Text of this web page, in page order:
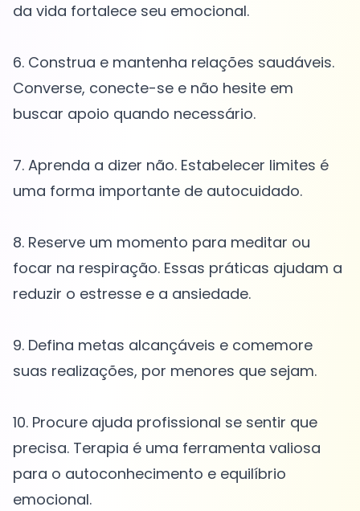
da vida fortalece seu emocional.
6. Construa e mantenha relações saudáveis.
Converse, conecte-se e não hesite em
buscar apoio quando necessário.
7. Aprenda a dizer não. Estabelecer limites é
uma forma importante de autocuidado.
8. Reserve um momento para meditar ou
focar na respiração. Essas práticas ajudam a
reduzir o estresse e a ansiedade.
9. Defina metas alcançáveis e comemore
suas realizações, por menores que sejam.
10. Procure ajuda profissional se sentir que
precisa. Terapia é uma ferramenta valiosa
para o autoconhecimento e equilíbrio
emocional.